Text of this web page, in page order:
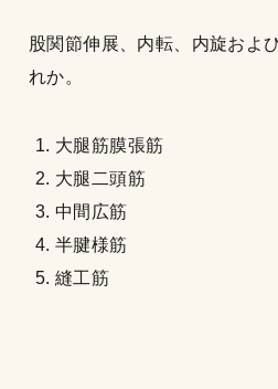
股関節伸展、内転、内旋およ
れか。
大腿筋膜張筋
大腿二頭筋
中間広筋
半腱様筋
縫工筋